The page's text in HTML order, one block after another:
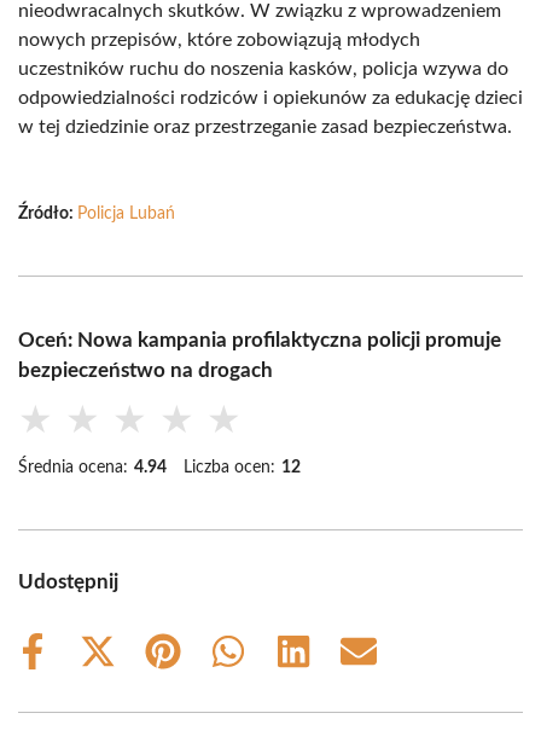
nieodwracalnych skutków. W związku z wprowadzeniem
nowych przepisów, które zobowiązują młodych
uczestników ruchu do noszenia kasków, policja wzywa do
odpowiedzialności rodziców i opiekunów za edukację dzieci
w tej dziedzinie oraz przestrzeganie zasad bezpieczeństwa.
Źródło: Policja Lubań
Oceń: Nowa kampania profilaktyczna policji promuje
bezpieczeństwo na drogach
★ ★ ★ ★ ★
Średnia ocena: 4.94 Liczba ocen: 12
Udostępnij
Share
Share
(Twitter)
Share
Share
Share
Share